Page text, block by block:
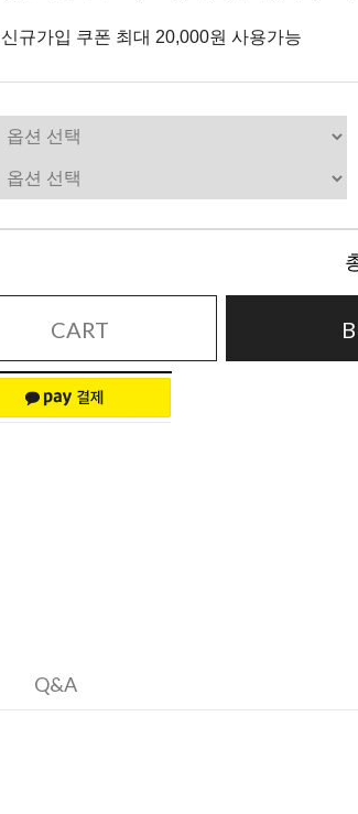
신규가입 쿠폰 최대 20,000원 사용가능
CART
Q&A